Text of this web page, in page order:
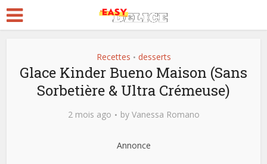
Recettes • desserts
Glace Kinder Bueno Maison (Sans
Sorbetière & Ultra Crémeuse)
2 mois ago by Vanessa Romano
Annonce